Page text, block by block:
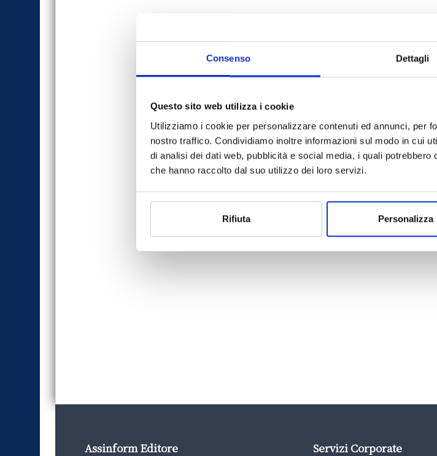
Consenso Dettagli
Questo sito web utilizza i cookie
Utilizziamo i cookie per personalizzare contenuti ed annunci, per
nostro traffico. Condividiamo inoltre informazioni sul modo in cui
di analisi dei dati web, pubblicità e social media, i quali
che hanno raccolto dal suo utilizzo dei loro servizi.
Rifiuta Personalizza
Assinform Editore Servizi Corporate